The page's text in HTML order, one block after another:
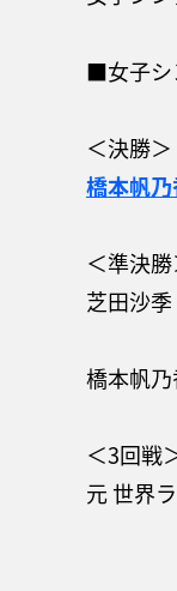
■女子シ
＜決勝＞
橋本帆乃
＜準決
芝田沙
橋本帆乃
＜3回戦
元 世界